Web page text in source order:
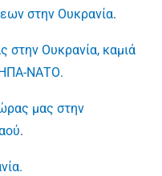
στην Ουκρανία.
στην Ουκρανία, καμιά
ΗΠΑ-ΝΑΤΟ.
μας στην
.